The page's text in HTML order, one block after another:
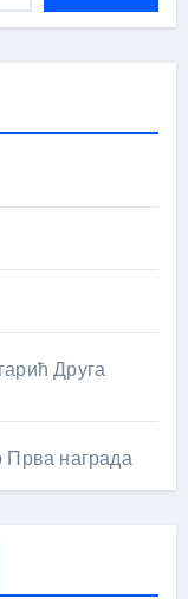
Друга
Прва награда